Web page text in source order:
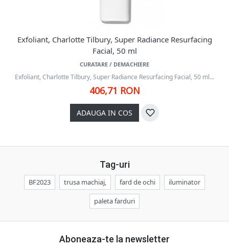
Exfoliant, Charlotte Tilbury, Super Radiance Resurfacing
Facial, 50 ml
CURATARE / DEMACHIERE
Exfoliant, Charlotte Tilbury, Super Radiance Resurfacing Facial, 50 ml...
406,71 RON
ADAUGA IN COS
Tag-uri
BF2023 trusa machiaj, fard de ochi iluminator
paleta farduri
Aboneaza-te la newsletter